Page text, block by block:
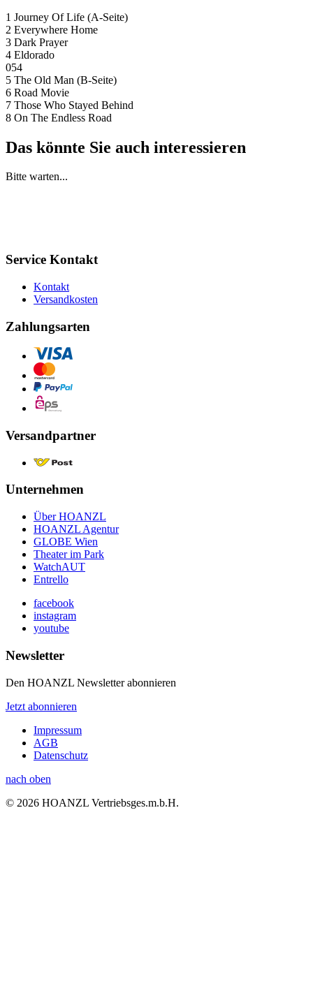
1 Journey Of Life (A-Seite)
2 Everywhere Home
3 Dark Prayer
4 Eldorado
054
5 The Old Man (B-Seite)
6 Road Movie
7 Those Who Stayed Behind
8 On The Endless Road
Das könnte Sie auch interessieren
Bitte warten...
Service Kontakt
Kontakt
Versandkosten
Zahlungsarten
Versandpartner
Unternehmen
Über HOANZL
HOANZL Agentur
GLOBE Wien
Theater im Park
WatchAUT
Entrello
facebook
instagram
youtube
Newsletter
Den HOANZL Newsletter abonnieren
Jetzt abonnieren
Impressum
AGB
Datenschutz
nach oben
© 2026 HOANZL Vertriebsges.m.b.H.